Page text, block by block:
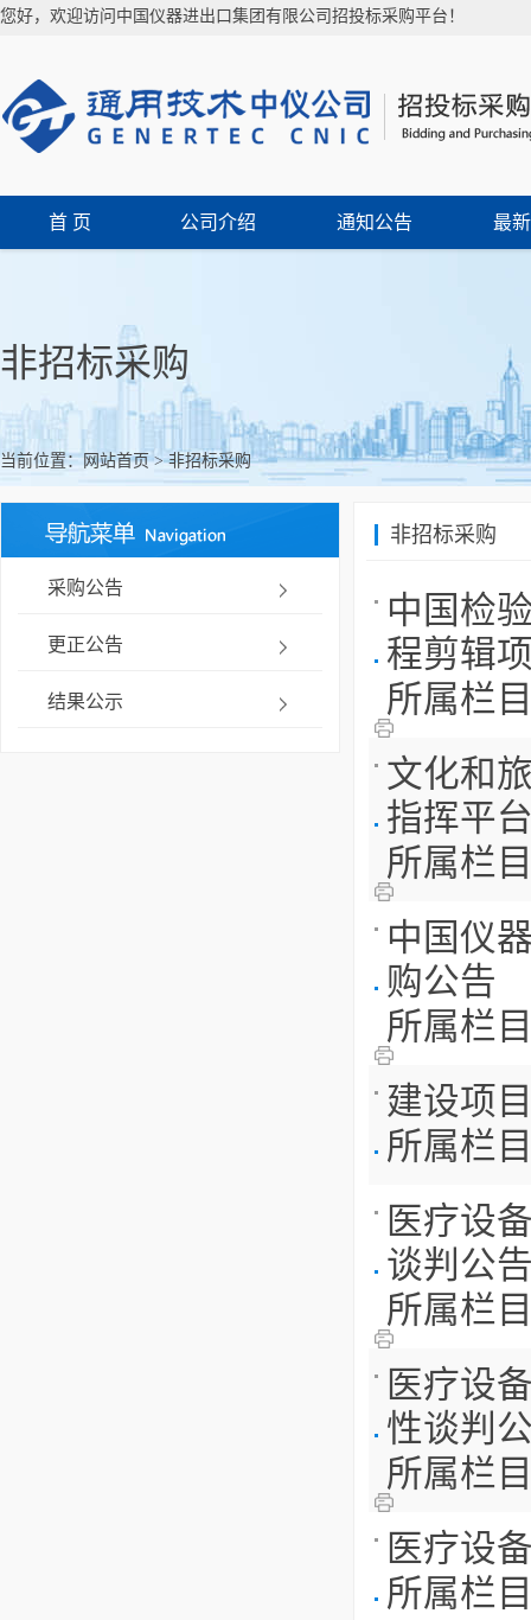
您好，欢迎访问中国仪器进出口集团有限公司招投标采购平台！
首 页 公司介绍 通知公告 最
非招标采购
当前位置：网站首页>非招标采购
采购公告
更正公告
结果公示
非招标采购
中国检
程剪辑
所属栏
文化和
指挥平
所属栏
中国仪
购公告
所属栏
建设项
所属栏
医疗设
谈判公
所属栏
医疗设
性谈判
所属栏
医疗设
所属栏